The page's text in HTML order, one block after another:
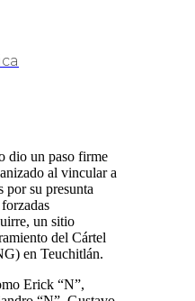
dio un paso firme
al vincular a
por su presunta
un sitio
del Cártel
en Teuchitlán.
Erick “N”,